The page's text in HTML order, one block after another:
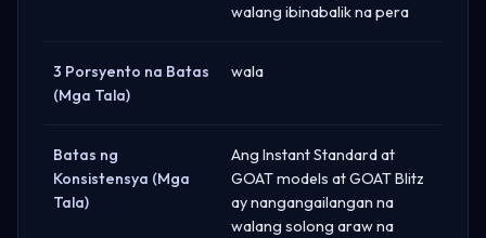
walang ibinabalik na pera
3 Porsyento na Batas
(Mga Tala)
wala
Batas ng
Konsistensya (Mga
Tala)
Ang Instant Standard at
GOAT models at GOAT Blitz
ay nangangailangan na
walang solong araw na